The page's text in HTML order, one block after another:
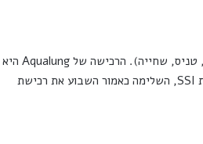
HEAD, חברה אוסטרית-אמריקאית, ידועה כמובילה בעולם ציוד הספורט (סקי, טניס, שחייה). הרכישה של Aqualung היא
חלק מאסטרטגיה ברורה של מיזוגים ורכישות – אחרי שלפני כשנתיים רכשה את SSI, השלימה כאמור השבוע את רכישת